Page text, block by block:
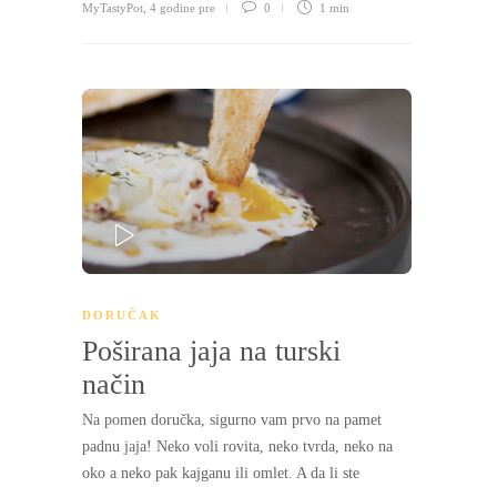
MyTastyPot, 4 godine pre 0 1 min
PLAY
DORUČAK
Poširana jaja na turski
način
Na pomen doručka, sigurno vam prvo na pamet
padnu jaja! Neko voli rovita, neko tvrda, neko na
oko a neko pak kajganu ili omlet. A da li ste